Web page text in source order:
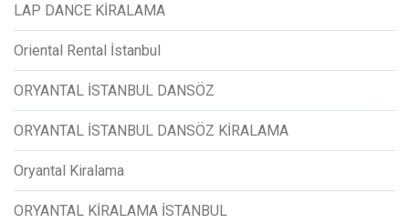
LAP DANCE KİRALAMA
Oriental Rental İstanbul
ORYANTAL İSTANBUL DANSÖZ
ORYANTAL İSTANBUL DANSÖZ KİRALAMA
Oryantal Kiralama
ORYANTAL KİRALAMA İSTANBUL